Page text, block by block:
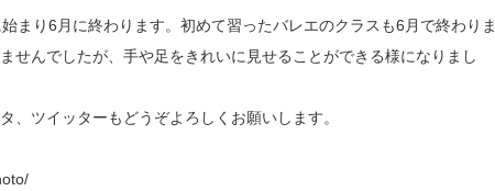
まり6月に終わります。初めて習ったバレエのクラスも6月で終わりま
せんでしたが、手や足をきれいに見せることができる様になりまし
、ツイッターもどうぞよろしくお願いします。